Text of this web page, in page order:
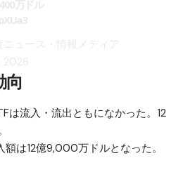
向
は流入・流出ともになかった。12
は12億9,000万ドルとなった。